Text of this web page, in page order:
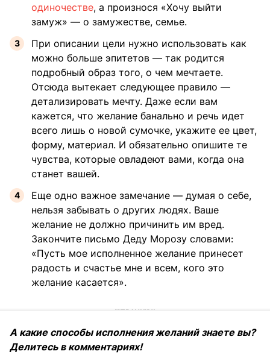
одиночестве, а произнося «Хочу выйти
замуж» — о замужестве, семье.
При описании цели нужно использовать как
можно больше эпитетов — так родится
подробный образ того, о чем мечтаете.
Отсюда вытекает следующее правило —
детализировать мечту. Даже если вам
кажется, что желание банально и речь идет
всего лишь о новой сумочке, укажите ее цвет,
форму, материал. И обязательно опишите те
чувства, которые овладеют вами, когда она
станет вашей.
Еще одно важное замечание — думая о себе,
нельзя забывать о других людях. Ваше
желание не должно причинить им вред.
Закончите письмо Деду Морозу словами:
«Пусть мое исполненное желание принесет
радость и счастье мне и всем, кого это
желание касается».
А какие способы исполнения желаний знаете вы?
Делитесь в комментариях!